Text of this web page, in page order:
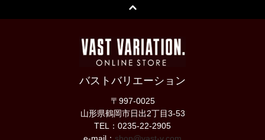
バストバリエーション
〒997-0025
山形県鶴岡市日出2丁目3-53
TEL：0235-22-2905